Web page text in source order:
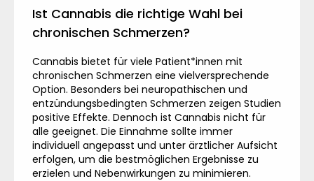
Ist Cannabis die richtige Wahl bei
chronischen Schmerzen?
Cannabis bietet für viele Patient*innen mit
chronischen Schmerzen eine vielversprechende
Option. Besonders bei neuropathischen und
entzündungsbedingten Schmerzen zeigen Studien
positive Effekte. Dennoch ist Cannabis nicht für
alle geeignet. Die Einnahme sollte immer
individuell angepasst und unter ärztlicher Aufsicht
erfolgen, um die bestmöglichen Ergebnisse zu
erzielen und Nebenwirkungen zu minimieren.